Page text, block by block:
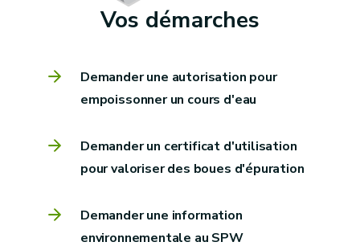
Vos démarches
Demander une autorisation pour
empoissonner un cours d'eau
Demander un certificat d'utilisation
pour valoriser des boues d'épuration
Demander une information
environnementale au SPW